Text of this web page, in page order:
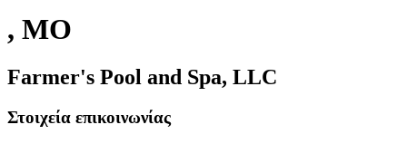
, MO
Farmer's Pool and Spa, LLC
Στοιχεία επικοινωνίας